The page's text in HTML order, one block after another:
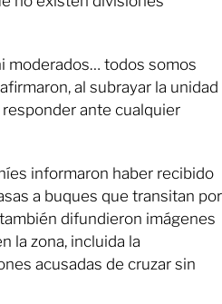
moderados… todos somos
al subrayar la unidad
ante cualquier
informaron haber recibido
a buques que transitan por
difundieron imágenes
la zona, incluida la
acusadas de cruzar sin